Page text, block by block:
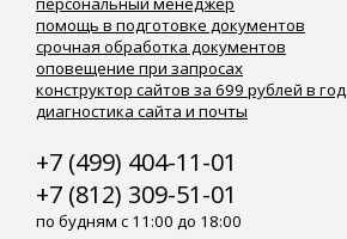
помощь в подготовке документов
срочная обработка документов
оповещение при запросах
конструктор сайтов за 699 рублей в год
диагностика сайта и почты
+7 (499) 404-11-01
+7 (812) 309-51-01
по будням с 11:00 до 18:00